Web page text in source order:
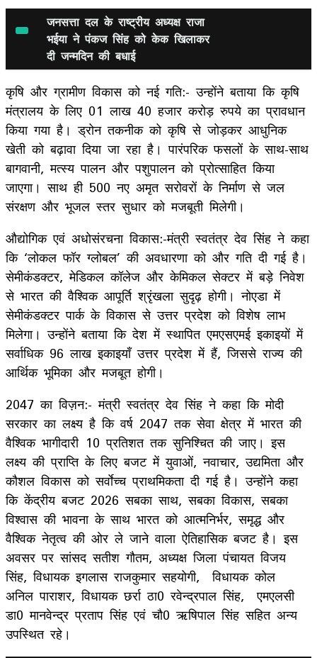
जनसत्ता दल के राष्ट्रीय अध्यक्ष राजा
भईया ने पंकज सिंह को केक खिलाकर
दी जन्मदिन की बधाई
कृषि और ग्रामीण विकास को नई गति:- उन्होंने बताया कि कृषि
मंत्रालय के लिए 01 लाख 40 हजार करोड़ रुपये का प्रावधान
किया गया है। ड्रोन तकनीक को कृषि से जोड़कर आधुनिक
खेती को बढ़ावा दिया जा रहा है। पारंपरिक फसलों के साथ-साथ
बागवानी, मत्स्य पालन और पशुपालन को प्रोत्साहित किया
जाएगा। साथ ही 500 नए अमृत सरोवरों के निर्माण से जल
संरक्षण और भूजल स्तर सुधार को मजबूती मिलेगी।
औद्योगिक एवं अधोसंरचना विकास:-मंत्री स्वतंत्र देव सिंह ने कहा
कि ‘लोकल फॉर ग्लोबल’ की अवधारणा को और गति दी गई है।
सेमीकंडक्टर, मेडिकल कॉलेज और केमिकल सेक्टर में बड़े निवेश
से भारत की वैश्विक आपूर्ति श्रृंखला सुदृढ़ होगी। नोएडा में
सेमीकंडक्टर पार्क के विकास से उत्तर प्रदेश को विशेष लाभ
मिलेगा। उन्होंने बताया कि देश में स्थापित एमएसएमई इकाइयों में
सर्वाधिक 96 लाख इकाइयाँ उत्तर प्रदेश में हैं, जिससे राज्य की
आर्थिक भूमिका और मजबूत होगी।
2047 का विज़न:- मंत्री स्वतंत्र देव सिंह ने कहा कि मोदी
सरकार का लक्ष्य है कि वर्ष 2047 तक सेवा क्षेत्र में भारत की
वैश्विक भागीदारी 10 प्रतिशत तक सुनिश्चित की जाए। इस
लक्ष्य की प्राप्ति के लिए बजट में युवाओं, नवाचार, उद्यमिता और
कौशल विकास को सर्वाेच्च प्राथमिकता दी गई है। उन्होंने कहा
कि केंद्रीय बजट 2026 सबका साथ, सबका विकास, सबका
विश्वास की भावना के साथ भारत को आत्मनिर्भर, समृद्ध और
वैश्विक नेतृत्व की ओर ले जाने वाला ऐतिहासिक बजट है। इस
अवसर पर सांसद सतीश गौतम, अध्यक्ष जिला पंचायत विजय
सिंह, विधायक इगलास राजकुमार सहयोगी, विधायक कोल
अनिल पाराशर, विधायक छर्रा ठा0 रवेन्द्रपाल सिंह, एमएलसी
डा0 मानवेन्द्र प्रताप सिंह एवं चौ0 ऋषिपाल सिंह सहित अन्य
उपस्थित रहे।